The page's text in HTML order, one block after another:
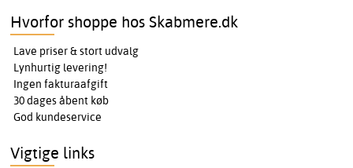
Hvorfor shoppe hos Skabmere.dk
Lave priser & stort udvalg
Lynhurtig levering!
Ingen fakturaafgift
30 dages åbent køb
God kundeservice
Vigtige links